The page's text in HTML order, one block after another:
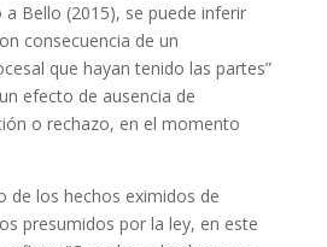
Bello (2015), se puede inferir
consecuencia de un
que hayan tenido las partes”
efecto de ausencia de
o rechazo, en el momento
de los hechos eximidos de
presumidos por la ley, en este